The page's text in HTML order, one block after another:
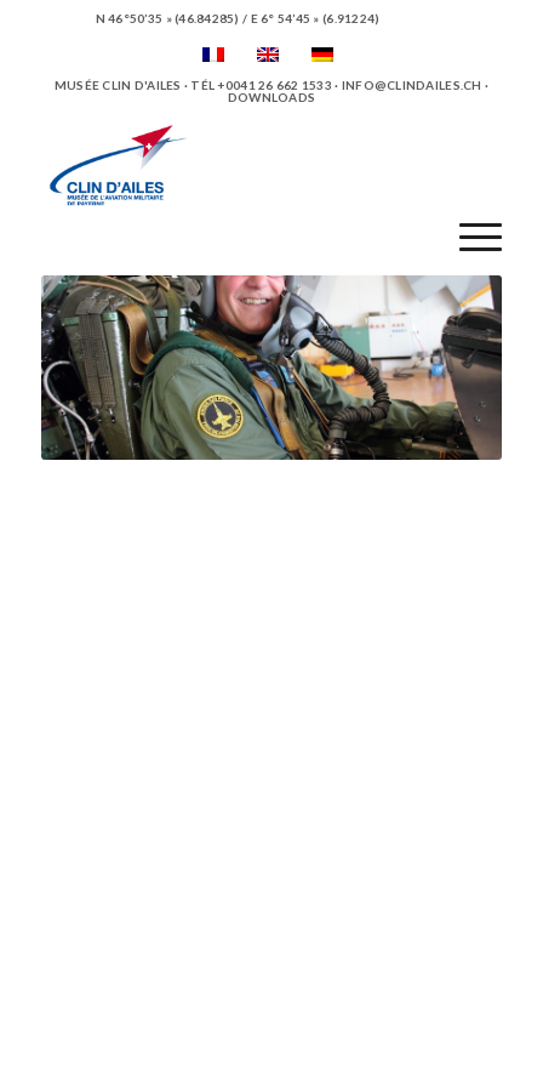
N 46°50’35 » (46.84285) / E 6° 54’45 » (6.91224)
MUSÉE CLIN D'AILES · TÉL +0041 26 662 1533 · INFO@CLINDAILES.CH ·
DOWNLOADS